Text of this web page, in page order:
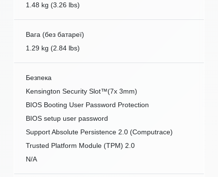
1.48 kg (3.26 lbs)
Вага (без батареї)
1.29 kg (2.84 lbs)
Безпека
Kensington Security Slot™(7x 3mm)
BIOS Booting User Password Protection
BIOS setup user password
Support Absolute Persistence 2.0 (Computrace)
Trusted Platform Module (TPM) 2.0
N/A